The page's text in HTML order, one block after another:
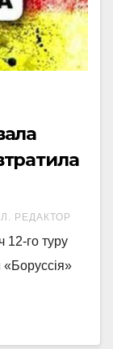
РЕДАКТОР
12-го туру
«Боруссія»